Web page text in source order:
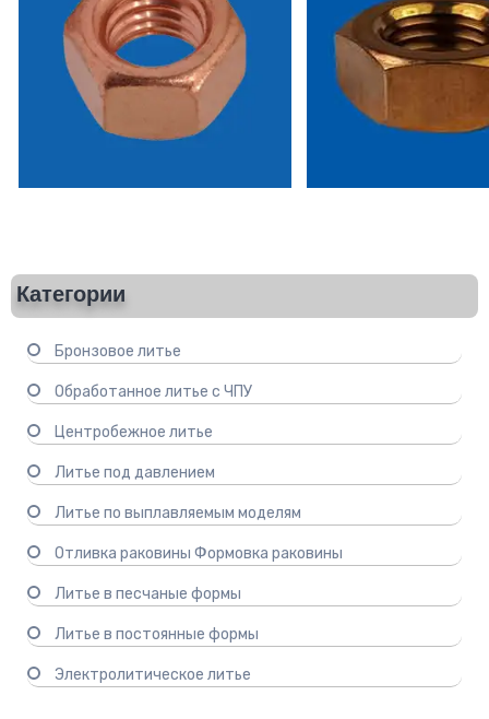
Категории
Бронзовое литье
Обработанное литье с ЧПУ
Центробежное литье
Литье под давлением
Литье по выплавляемым моделям
Отливка раковины Формовка раковины
Литье в песчаные формы
Литье в постоянные формы
Электролитическое литье